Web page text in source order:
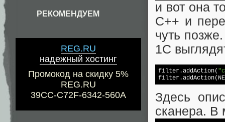
РЕКОМЕНДУЕМ
REG.RU
надежный хостинг
Промокод на скидку 5%
REG.RU
39CC-C72F-6342-560A
и вот она
С++ и
чуть
1С
filter.addAction(
Здесь
сканера. В